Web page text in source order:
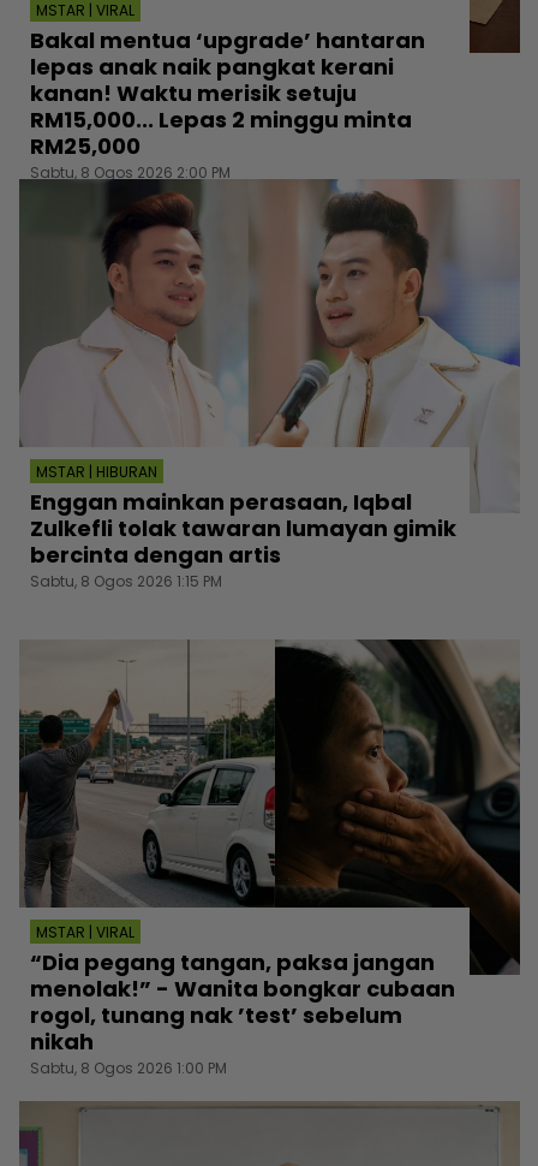
MSTAR | VIRAL
Bakal mentua ‘upgrade’ hantaran
lepas anak naik pangkat kerani
kanan! Waktu merisik setuju
RM15,000... Lepas 2 minggu minta
RM25,000
Sabtu, 8 Ogos 2026 2:00 PM
MSTAR | HIBURAN
Enggan mainkan perasaan, Iqbal
Zulkefli tolak tawaran lumayan gimik
bercinta dengan artis
Sabtu, 8 Ogos 2026 1:15 PM
MSTAR | VIRAL
“Dia pegang tangan, paksa jangan
menolak!” - Wanita bongkar cubaan
rogol, tunang nak ’test’ sebelum
nikah
Sabtu, 8 Ogos 2026 1:00 PM